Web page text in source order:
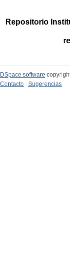
Repositorio
DSpace software
Contacto
Sugerencias